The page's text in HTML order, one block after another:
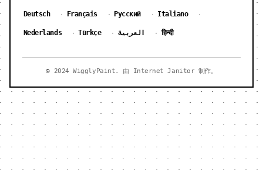
Deutsch · Français · Русский · Italiano ·
Nederlands · Türkçe · العربية · हिन्दी
© 2024 WigglyPaint. 由 Internet Janitor 制作。